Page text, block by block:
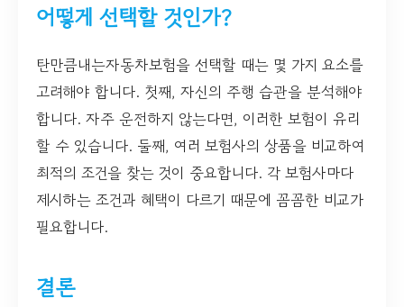
어떻게 선택할 것인가?
탄만큼내는자동차보험을 선택할 때는 몇 가지 요소를
고려해야 합니다. 첫째, 자신의 주행 습관을 분석해야
합니다. 자주 운전하지 않는다면, 이러한 보험이 유리
할 수 있습니다. 둘째, 여러 보험사의 상품을 비교하여
최적의 조건을 찾는 것이 중요합니다. 각 보험사마다
제시하는 조건과 혜택이 다르기 때문에 꼼꼼한 비교가
필요합니다.
결론